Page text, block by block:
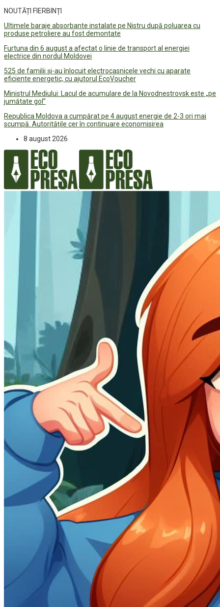
NOUTĂȚI FIERBINȚI
Ultimele baraje absorbante instalate pe Nistru după poluarea cu
produse petroliere au fost demontate
Furtuna din 6 august a afectat o linie de transport al energiei
electrice din nordul Moldovei
525 de familii și-au înlocuit electrocasnicele vechi cu aparate
eficiente energetic, cu ajutorul EcoVoucher
Ministrul Mediului: Lacul de acumulare de la Novodnestrovsk este „pe
jumătate gol”
Republica Moldova a cumpărat pe 4 august energie de 2-3 ori mai
scumpă. Autoritățile cer în continuare economisirea
8 august 2026